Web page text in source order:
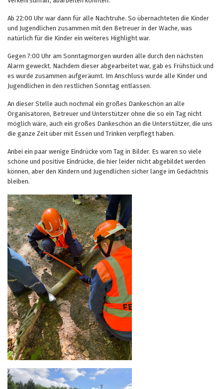
Ab 22:00 Uhr war dann für alle Nachtruhe. So übernachteten die Kinder
und Jugendlichen zusammen mit den Betreuer in der Wache, was
natürlich für die Kinder ein weiteres Highlight war.
Gegen 7:00 Uhr am Sonntagmorgen wurden alle durch den nächsten
Alarm geweckt. Nachdem dieser abgearbeitet war, gab es Frühstück und
es wurde zusammen aufgeräumt. Im Anschluss wurde alle Kinder und
Jugendlichen in den restlichen Sonntag entlassen.
An dieser Stelle auch nochmal ein großes Dankeschön an alle
Organisatoren, Betreuer und Unterstützer ohne die so ein Tag nicht
möglich wäre, auch ein großes Dankeschön an die Unterstützer, die uns
die ganze Zeit über mit Essen und Trinken verpflegt haben.
Anbei ein paar wenige Eindrücke vom Tag in Bilder. Es waren so viele
schöne und positive Eindrücke, die hier leider nicht abgebildet werden
können, aber den Kindern und Jugendlichen sicher lange im Gedächtnis
bleiben.